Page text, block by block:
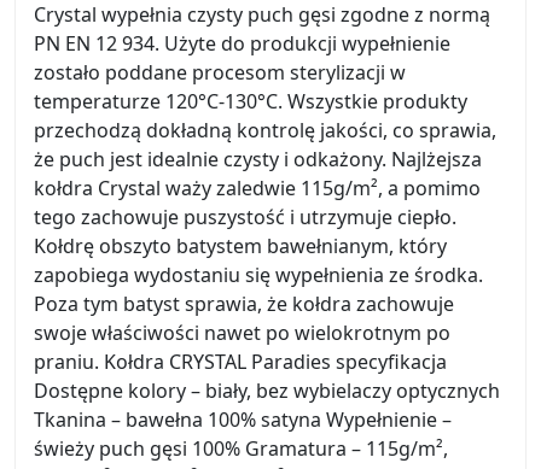
Crystal wypełnia czysty puch gęsi zgodne z normą
PN EN 12 934. Użyte do produkcji wypełnienie
zostało poddane procesom sterylizacji w
temperaturze 120°C-130°C. Wszystkie produkty
przechodzą dokładną kontrolę jakości, co sprawia,
że puch jest idealnie czysty i odkażony. Najlżejsza
kołdra Crystal waży zaledwie 115g/m², a pomimo
tego zachowuje puszystość i utrzymuje ciepło.
Kołdrę obszyto batystem bawełnianym, który
zapobiega wydostaniu się wypełnienia ze środka.
Poza tym batyst sprawia, że kołdra zachowuje
swoje właściwości nawet po wielokrotnym po
praniu. Kołdra CRYSTAL Paradies specyfikacja
Dostępne kolory – biały, bez wybielaczy optycznych
Tkanina – bawełna 100% satyna Wypełnienie –
świeży puch gęsi 100% Gramatura – 115g/m²,